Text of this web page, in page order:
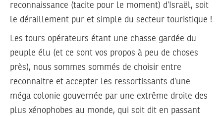
reconnaissance (tacite pour le moment) d’Israël, soit
le déraillement pur et simple du secteur touristique !
Les tours opérateurs étant une chasse gardée du
peuple élu (et ce sont vos propos à peu de choses
près), nous sommes sommés de choisir entre
reconnaitre et accepter les ressortissants d’une
méga colonie gouvernée par une extrême droite des
plus xénophobes au monde, qui soit dit en passant